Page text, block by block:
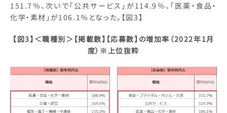
151.7％、次いで「公共サービス」が114.9％、「医薬・食品・
化学・素材」が106.1％となった。【図3】
【図3】＜職種別＞【掲載数】【応募数】の増加率（2022年1月
度）※上位抜粋